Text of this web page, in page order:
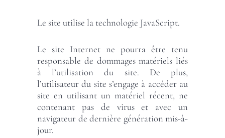
Le site utilise la technologie JavaScript.
Le site Internet ne pourra être tenu
responsable de dommages matériels liés
à l’utilisation du site. De plus,
l’utilisateur du site s’engage à accéder au
site en utilisant un matériel récent, ne
contenant pas de virus et avec un
navigateur de dernière génération mis-à-
jour.